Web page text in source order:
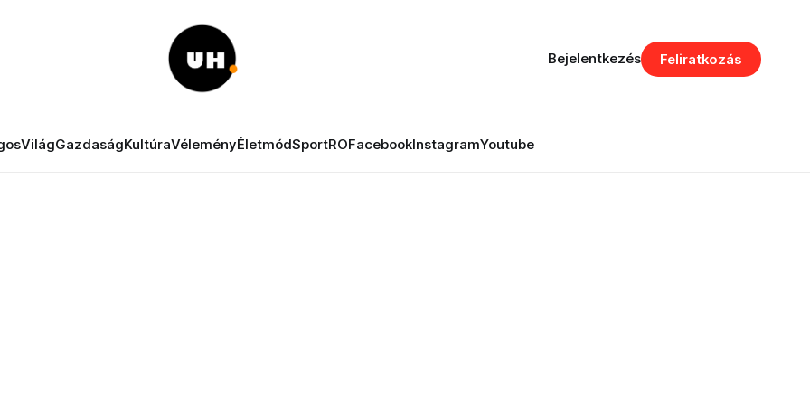
VilágGazdaságKultúraVéleményÉletmódSportROFacebookInstagramYoutube
Bejelentkezés Feliratkozás